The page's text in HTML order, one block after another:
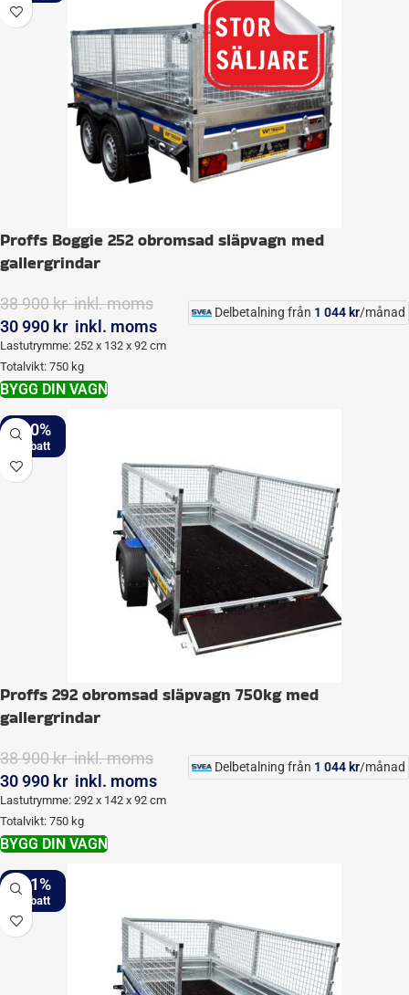
Proffs Boggie 252 obromsad släpvagn med
gallergrindar
38 900kr inkl. moms
30 990 kr inkl. moms
Delbetalning från 1 044 kr/månad
Lastutrymme: 252 x 132 x 92 cm
Totalvikt: 750 kg
BYGG DIN VAGN
-20%
Proffs 292 obromsad släpvagn 750kg med
gallergrindar
38 900kr inkl. moms
30 990 kr inkl. moms
Delbetalning från 1 044 kr/månad
Lastutrymme: 292 x 142 x 92 cm
Totalvikt: 750 kg
BYGG DIN VAGN
-21%